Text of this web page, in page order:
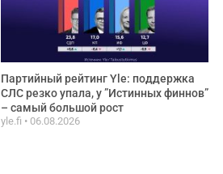
Партийный рейтинг Yle: поддержка
СЛС резко упала, у ”Истинных финнов”
– самый большой рост
yle.fi 06.08.2026